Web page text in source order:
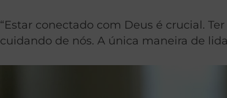
“Estar conectado com Deus é crucial.
cuidando de nós. A única maneira de